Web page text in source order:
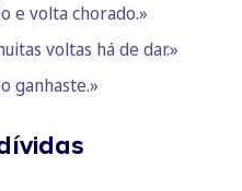
e volta chorado.»
voltas há de dar.»
ganhaste.»